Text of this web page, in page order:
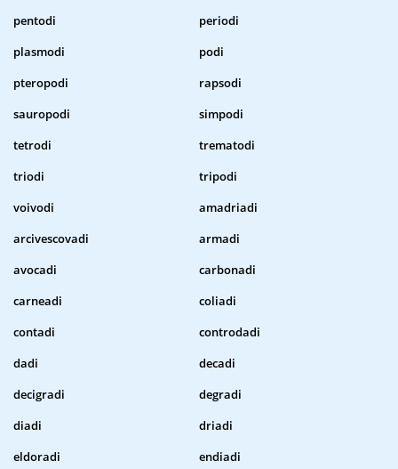
pentodi
periodi
plasmodi
podi
pteropodi
rapsodi
sauropodi
simpodi
tetrodi
trematodi
triodi
tripodi
voivodi
amadriadi
arcivescovadi
armadi
avocadi
carbonadi
carneadi
coliadi
contadi
controdadi
dadi
decadi
decigradi
degradi
diadi
driadi
eldoradi
endiadi